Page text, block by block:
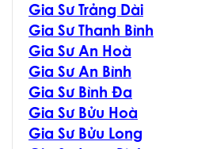
Gia Sư Trảng Dài
Gia Sư Thanh Bình
Gia Sư An Hoà
Gia Sư An Bình
Gia Sư Bình Đa
Gia Sư Bửu Hoà
Gia Sư Bửu Long